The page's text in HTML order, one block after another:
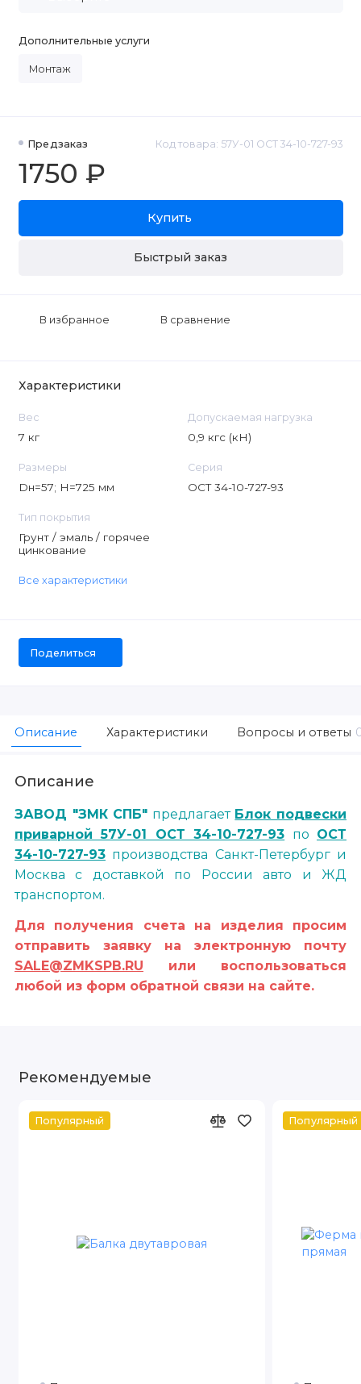
Предзаказ Код товара: 57У-01 ОСТ 34-10-727-93
1750 ₽
Купить
Быстрый заказ
В избранное В сравнение
Дополнительные услуги
Монтаж
Характеристики
Вес
7 кг
Допускаемая нагрузка
0,9 кгс (кН)
Размеры
Dн=57; H=725 мм
Серия
ОСТ 34-10-727-93
Тип покрытия
Грунт / эмаль / горячее
цинкование
Все характеристики
Поделиться
Описание Характеристики Вопросы и ответы
Описание
ЗАВОД "ЗМК СПБ" предлагает Блок подвески
приварной 57У-01 ОСТ 34-10-727-93 по ОСТ
34-10-727-93 производства Санкт-Петербург и
Москва с доставкой по России авто и ЖД
транспортом.
Для получения счета на изделия просим
отправить заявку на электронную почту
SALE@ZMKSPB.RU или воспользоваться
любой из форм обратной связи на сайте.
Рекомендуемые
Популярный Популярный